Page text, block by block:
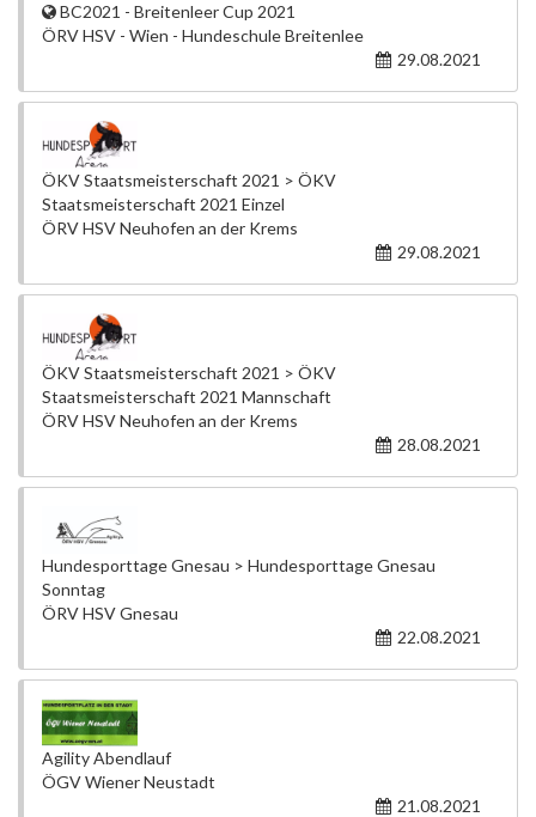
BC2021 - Breitenleer Cup 2021
ÖRV HSV - Wien - Hundeschule Breitenlee
29.08.2021
ÖKV Staatsmeisterschaft 2021 > ÖKV
Staatsmeisterschaft 2021 Einzel
ÖRV HSV Neuhofen an der Krems
29.08.2021
ÖKV Staatsmeisterschaft 2021 > ÖKV
Staatsmeisterschaft 2021 Mannschaft
ÖRV HSV Neuhofen an der Krems
28.08.2021
Hundesporttage Gnesau > Hundesporttage Gnesau
Sonntag
ÖRV HSV Gnesau
22.08.2021
Agility Abendlauf
ÖGV Wiener Neustadt
21.08.2021